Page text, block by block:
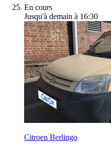
En cours
Jusqu'à demain à 16:30
Citroen Berlingo